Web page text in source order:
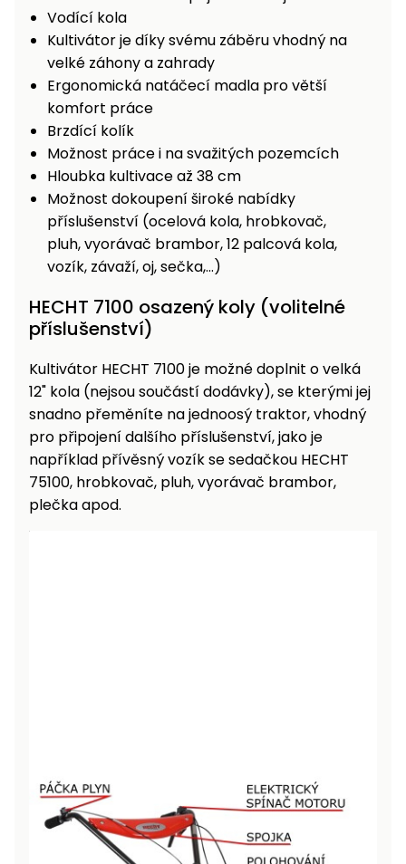
Vodící kola
Kultivátor je díky svému záběru vhodný na
velké záhony a zahrady
Ergonomická natáčecí madla pro větší
komfort práce
Brzdící kolík
Možnost práce i na svažitých pozemcích
Hloubka kultivace až 38 cm
Možnost dokoupení široké nabídky
příslušenství (ocelová kola, hrobkovač,
pluh, vyorávač brambor, 12 palcová kola,
vozík, závaží, oj, sečka,…)
HECHT 7100 osazený koly (volitelné
příslušenství)
Kultivátor HECHT 7100 je možné doplnit o velká
12" kola (nejsou součástí dodávky), se kterými jej
snadno přeměníte na jednoosý traktor, vhodný
pro připojení dalšího příslušenství, jako je
například přívěsný vozík se sedačkou HECHT
75100, hrobkovač, pluh, vyorávač brambor,
plečka apod.